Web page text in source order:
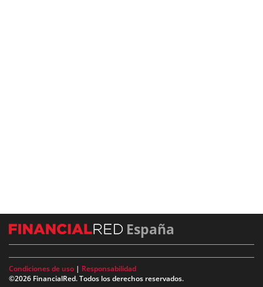
España
Condiciones de uso | Responsabilidad
©2026 FinancialRed. Todos los derechos reservados.